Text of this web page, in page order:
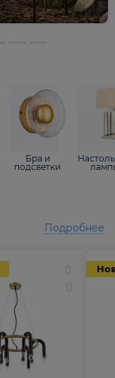
Бра и
подсветки
Подробнее